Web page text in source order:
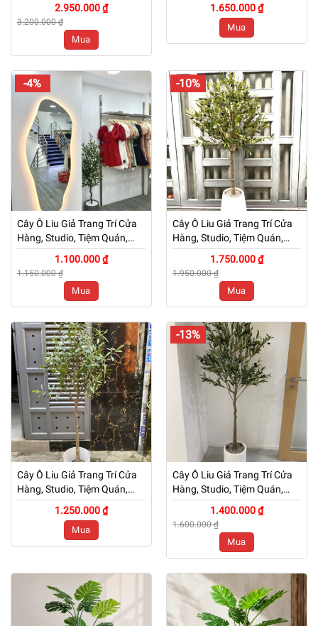
2.950.000 ₫
3.200.000 ₫
Mua
1.650.000 ₫
Mua
-4%
Cây Ô Liu Giả Trang Trí Cửa
Hàng, Studio, Tiệm Quán,
Văn Phòng, Nhà Cửa – Cao
120cm – Mã: PN-CG006
1.100.000 ₫
1.150.000 ₫
Mua
-10%
Cây Ô Liu Giả Trang Trí Cửa
Hàng, Studio, Tiệm Quán,
Văn Phòng, Nhà Cửa – Cao
150cm – Mã: PN-CG006
1.750.000 ₫
1.950.000 ₫
Mua
Cây Ô Liu Giả Trang Trí Cửa
Hàng, Studio, Tiệm Quán,
Văn Phòng, Nhà Cửa – Cao
160cm – Mã: PN-CG006
1.250.000 ₫
Mua
-13%
Cây Ô Liu Giả Trang Trí Cửa
Hàng, Studio, Tiệm Quán,
Văn Phòng, Nhà Cửa – Cao
160cm – Mã: PN-CG006
1.400.000 ₫
1.600.000 ₫
Mua